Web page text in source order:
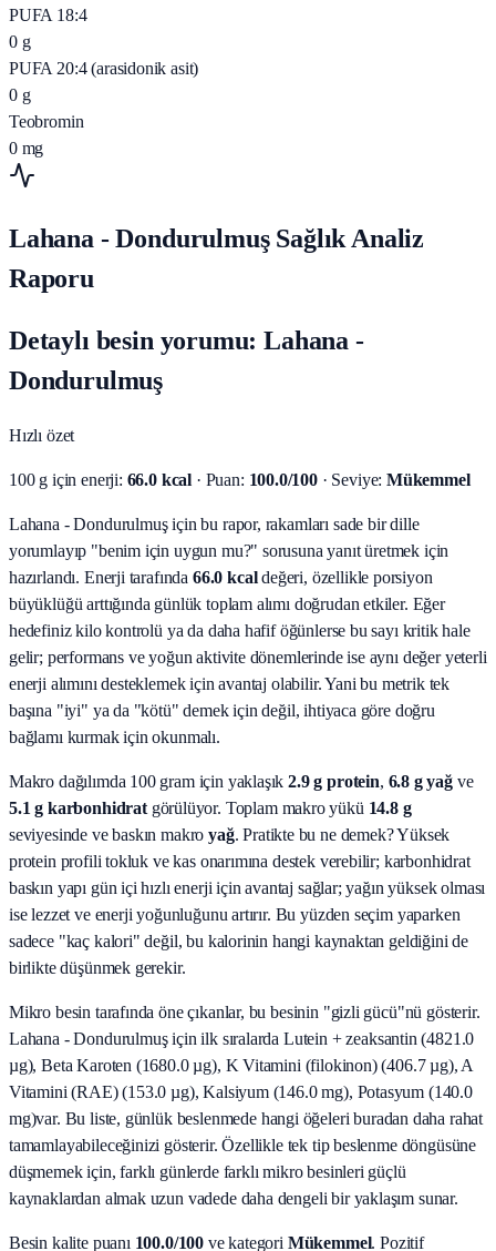
PUFA 18:4
0 g
PUFA 20:4 (arasidonik asit)
0 g
Teobromin
0 mg
Lahana - Dondurulmuş Sağlık Analiz
Raporu
Detaylı besin yorumu: Lahana -
Dondurulmuş
Hızlı özet
100 g için enerji: 66.0 kcal · Puan: 100.0/100· Seviye: Mükemmel
Lahana - Dondurulmuş için bu rapor, rakamları sade bir dille
yorumlayıp "benim için uygun mu?" sorusuna yanıt üretmek için
hazırlandı. Enerji tarafında 66.0 kcaldeğeri, özellikle porsiyon
büyüklüğü arttığında günlük toplam alımı doğrudan etkiler. Eğer
hedefiniz kilo kontrolü ya da daha hafif öğünlerse bu sayı kritik hale
gelir; performans ve yoğun aktivite dönemlerinde ise aynı değer yeterli
enerji alımını desteklemek için avantaj olabilir. Yani bu metrik tek
başına "iyi" ya da "kötü" demek için değil, ihtiyaca göre doğru
bağlamı kurmak için okunmalı.
Makro dağılımda 100 gram için yaklaşık2.9g protein, 6.8 g yağve
5.1 g karbonhidratgörülüyor. Toplam makro yükü 14.8g
seviyesinde ve baskın makro yağ. Pratikte bu ne demek? Yüksek
protein profili tokluk ve kas onarımına destek verebilir; karbonhidrat
baskın yapı gün içi hızlı enerji için avantaj sağlar; yağın yüksek olması
ise lezzet ve enerji yoğunluğunu artırır. Bu yüzden seçim yaparken
sadece "kaç kalori" değil, bu kalorinin hangi kaynaktan geldiğini de
birlikte düşünmek gerekir.
Mikro besin tarafında öne çıkanlar, bu besinin "gizli gücü"nü gösterir.
Lahana - Dondurulmuşiçin ilk sıralarda Lutein + zeaksantin (4821.0
µg), Beta Karoten (1680.0 µg), K Vitamini (filokinon) (406.7 µg), A
Vitamini (RAE) (153.0 µg), Kalsiyum (146.0 mg), Potasyum (140.0
mg)var. Bu liste, günlük beslenmede hangi öğeleri buradan daha rahat
tamamlayabileceğinizi gösterir. Özellikle tek tip beslenme döngüsüne
düşmemek için, farklı günlerde farklı mikro besinleri güçlü
kaynaklardan almak uzun vadede daha dengeli bir yaklaşım sunar.
Besin kalite puanı 100.0/100 ve kategori Mükemmel. Pozitif